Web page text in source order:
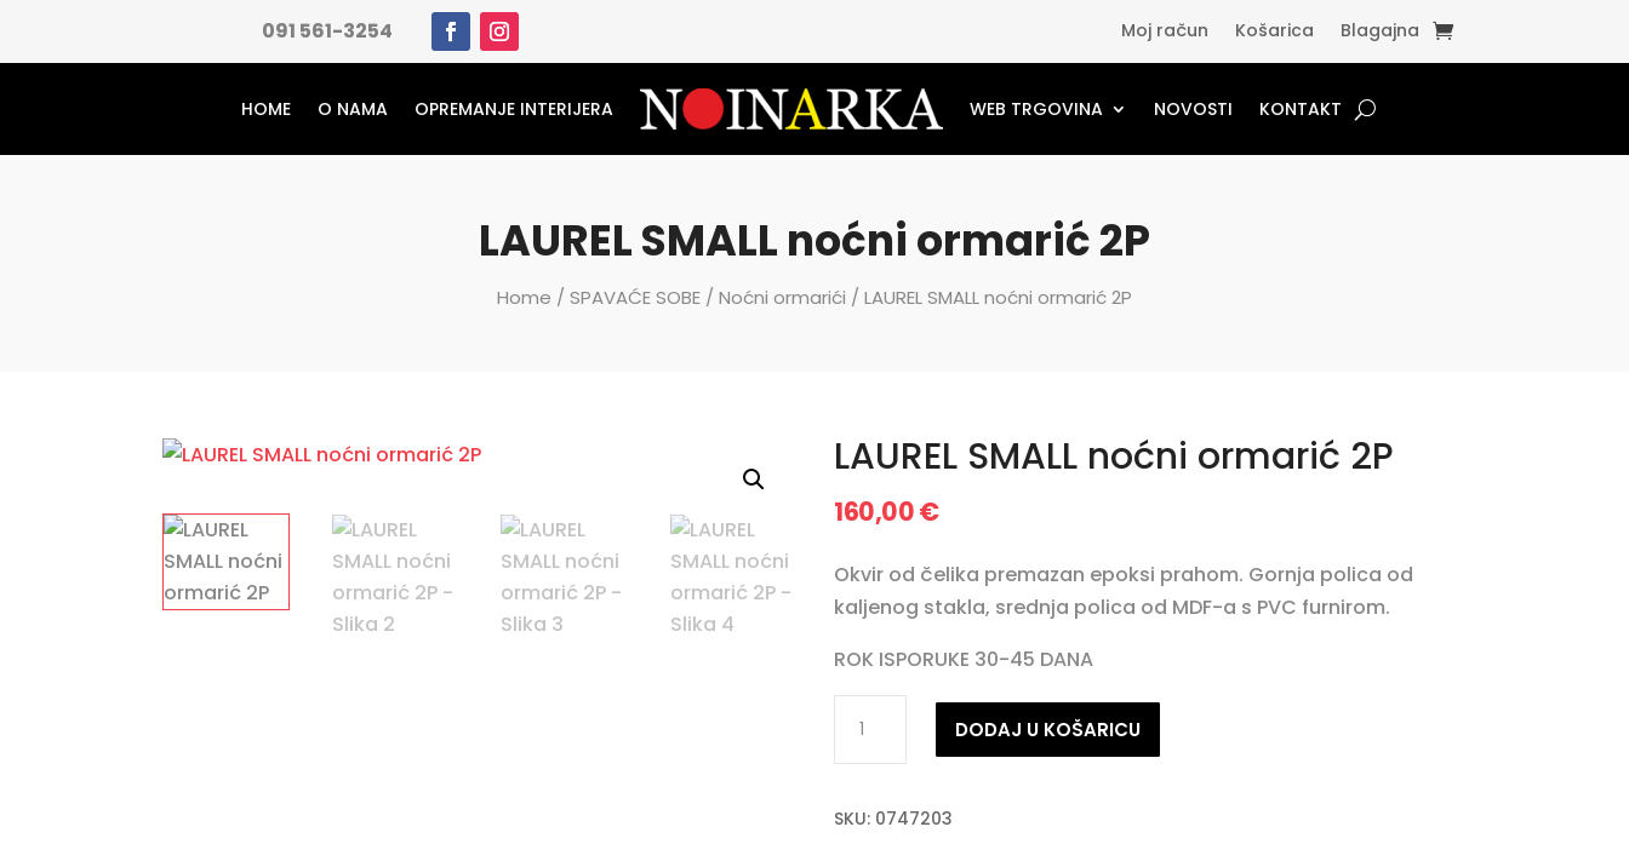
091 561-3254 Moj račun Košarica Blagajna
HOME O NAMA OPREMANJE INTERIJERA WEB TRGOVINA NOVOSTI KONTAKT
LAUREL SMALL noćni ormarić 2P
Home / SPAVAĆE SOBE / Noćni ormarići / LAUREL SMALL noćni ormarić 2P
LAUREL SMALL noćni ormarić 2P
160,00€
Okvir od čelika premazan epoksi prahom. Gornja polica od
kaljenog stakla, srednja polica od MDF-a s PVC furnirom.
ROK ISPORUKE 30-45 DANA
SMALL
ormarić
DODAJ U KOŠARICU
SKU: 0747203